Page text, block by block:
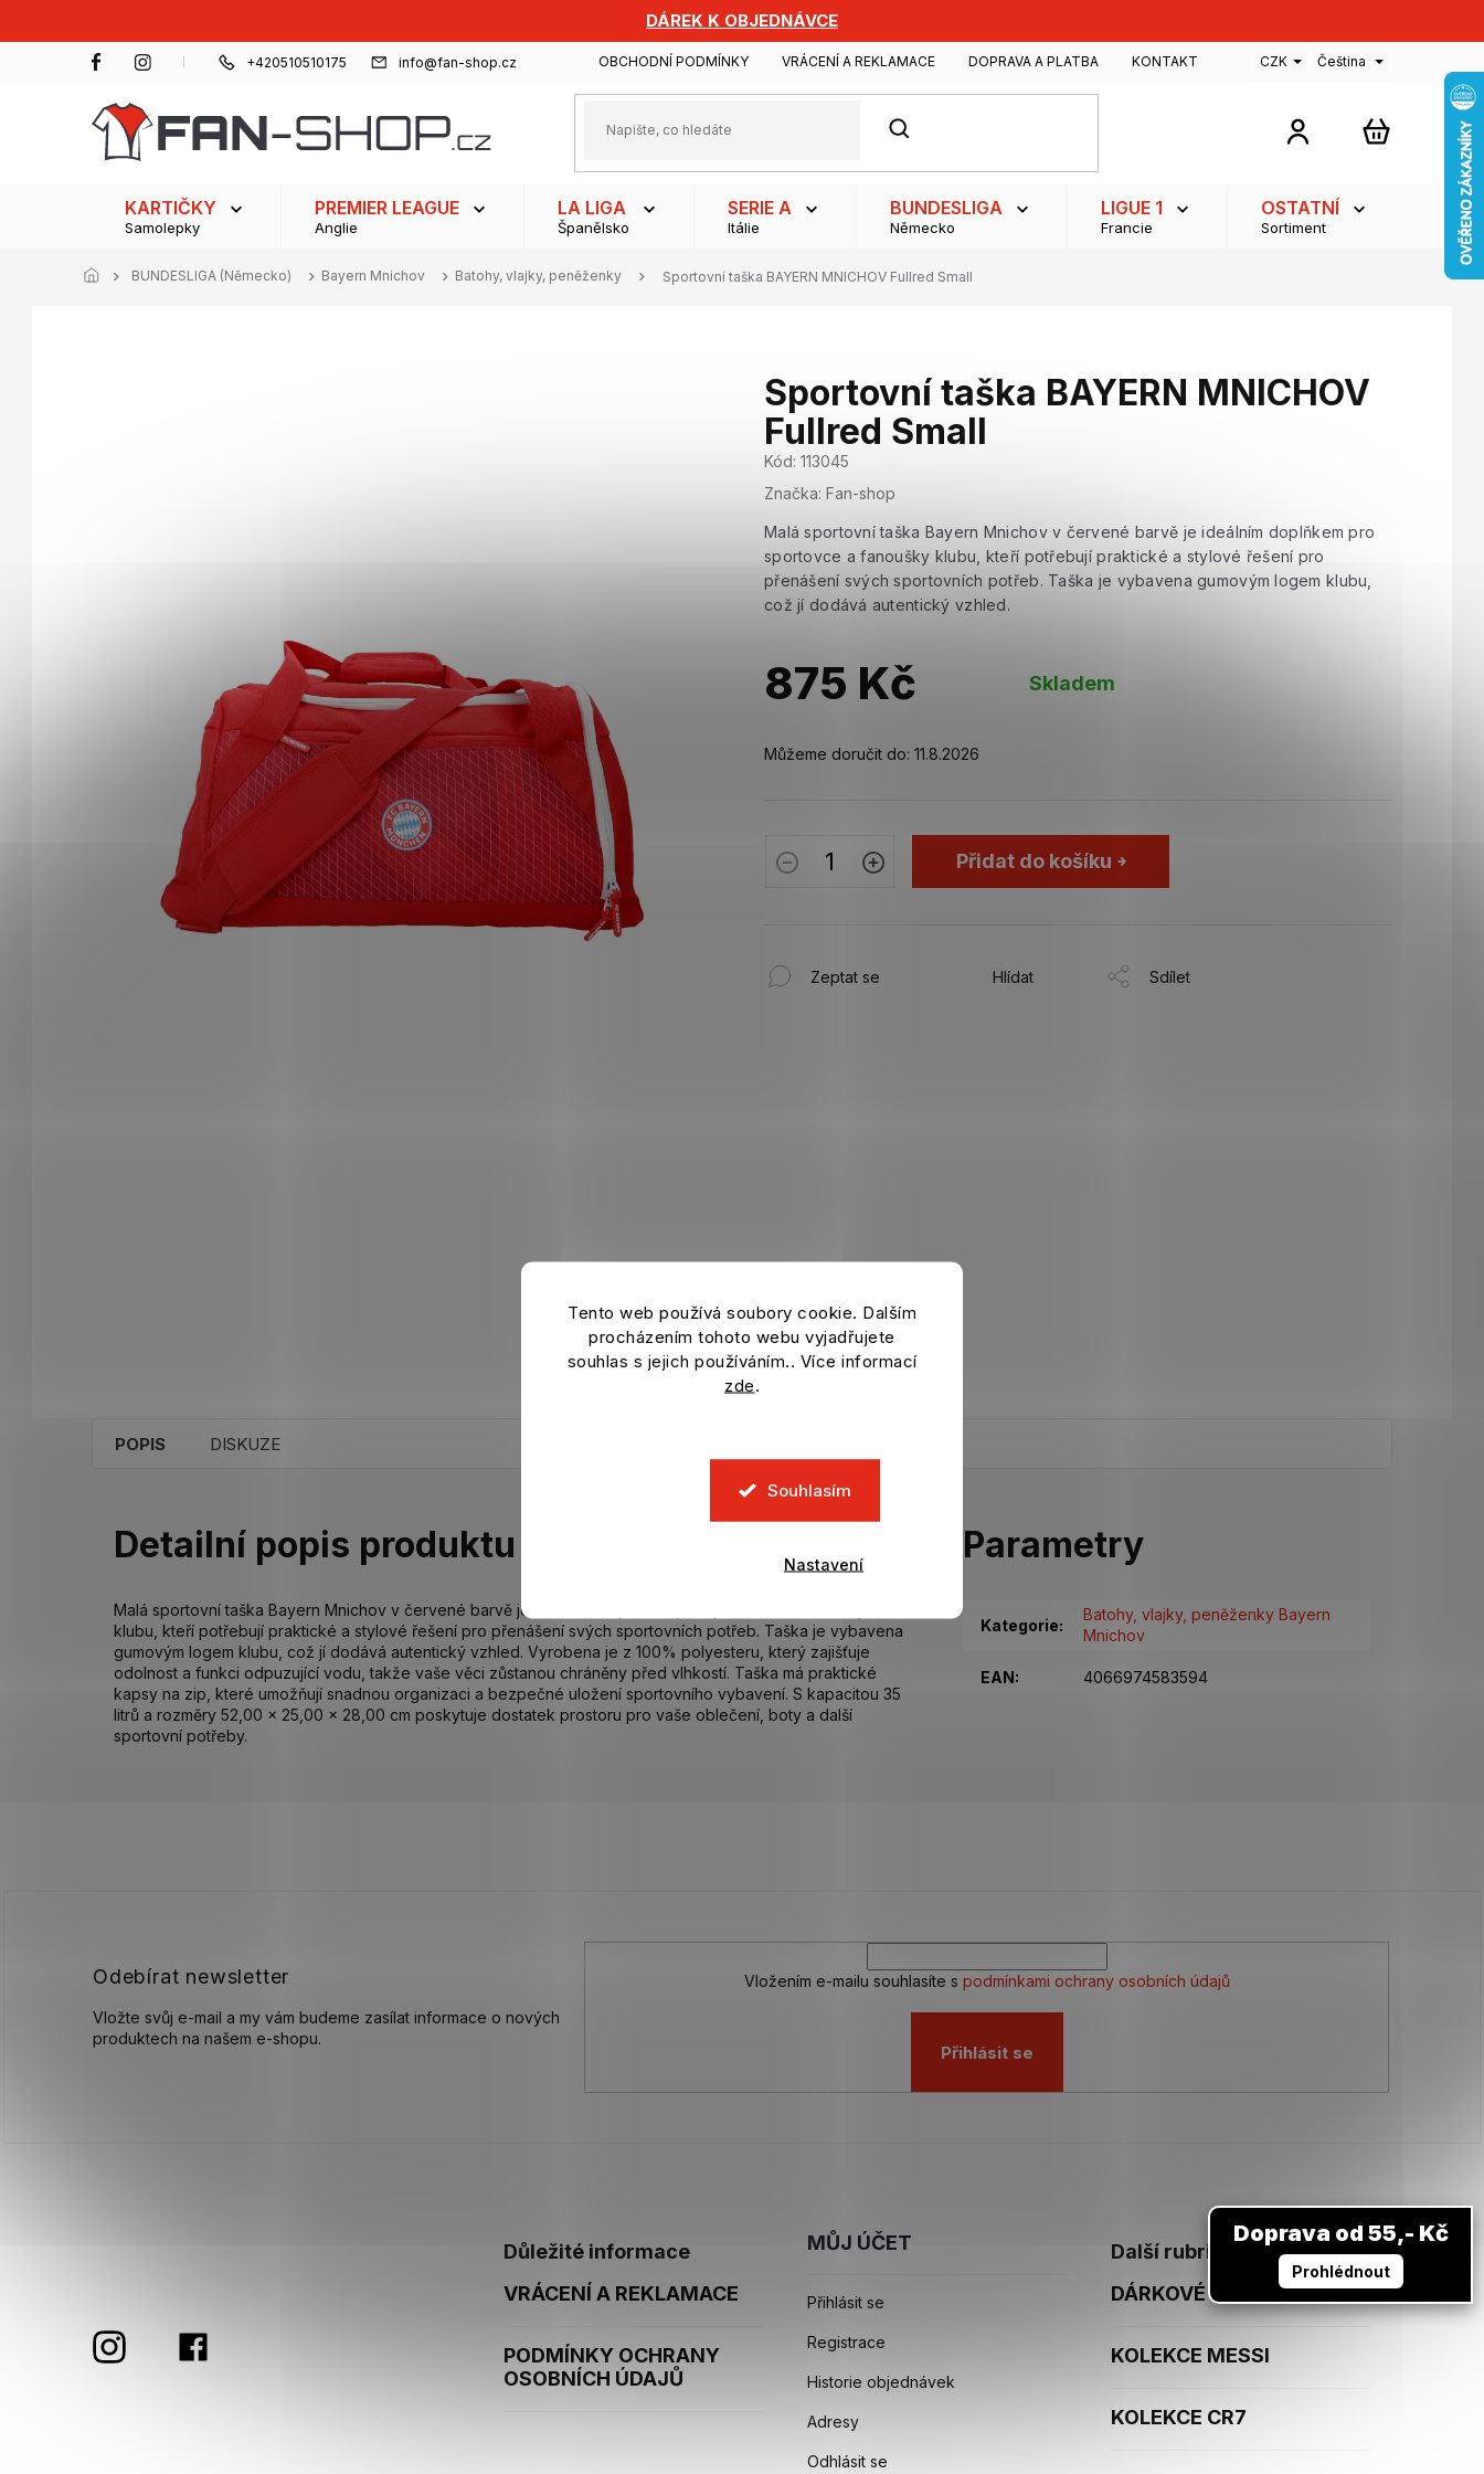
Tento web používá soubory cookie. Dalším
procházením tohoto webu vyjadřujete
souhlas s jejich používáním.. Více informací
zde.
Souhlasím
Nastavení
DÁREK K OBJEDNÁVCE
+420510510175 info@fan-shop.cz OBCHODNÍ PODMÍNKY VRÁCENÍ A REKLAMACE DOPRAVA A PLATBA KONTAKT CZK Čeština
HLEDAT
NÁKUPNÍ
KARTIČKY
Samolepky
PREMIER LEAGUE
Anglie
LA LIGA
Španělsko
SERIE A
Itálie
BUNDESLIGA
Německo
LIGUE 1
Francie
OSTATNÍ
Sortiment
BUNDESLIGA (Německo) Bayern Mnichov Batohy, vlajky, peněženky Sportovní taška BAYERN MNICHOV Fullred Small
Sportovní taška BAYERN MNICHOV
Fullred Small
Kód: 113045
Značka: Fan-shop
Malá sportovní taška Bayern Mnichov v červené barvě je ideálním doplňkem pro
sportovce a fanoušky klubu, kteří potřebují praktické a stylové řešení pro
přenášení svých sportovních potřeb. Taška je vybavena gumovým logem klubu,
což jí dodává autentický vzhled.
875 Kč
cena:
Skladem
Můžeme doručit do: 11.8.2026
Přidat do košíku
Zeptat se Hlídat Sdílet
POPIS DISKUZE
Detailní popis produktu
Malá sportovní taška Bayern Mnichov v červené barvě je ideálním doplňkem pro sportovce a fanoušky
klubu, kteří potřebují praktické a stylové řešení pro přenášení svých sportovních potřeb. Taška je vybavena
gumovým logem klubu, což jí dodává autentický vzhled. Vyrobena je z 100% polyesteru, který zajišťuje
odolnost a funkci odpuzující vodu, takže vaše věci zůstanou chráněny před vlhkostí. Taška má praktické
kapsy na zip, které umožňují snadnou organizaci a bezpečné uložení sportovního vybavení. S kapacitou 35
litrů a rozměry 52,00 x 25,00 x 28,00 cm poskytuje dostatek prostoru pro vaše oblečení, boty a další
sportovní potřeby.
Parametry
Kategorie:
Batohy, vlajky, peněženky Bayern
Mnichov
EAN : 4066974583594
Odebírat newsletter
Vložte svůj e-mail a my vám budeme zasílat informace o nových
produktech na našem e-shopu.
Vložením e-mailu souhlasíte s podmínkami ochrany osobních údajů
Přihlásit se
Důležité informace
VRÁCENÍ A REKLAMACE
PODMÍNKY OCHRANY
OSOBNÍCH ÚDAJŮ
MŮJ ÚČET
Přihlásit se
Registrace
Historie objednávek
Adresy
Odhlásit se
Další rubriky
DÁRKOVÉ POUKAZY
KOLEKCE MESSI
KOLEKCE CR7
Doprava od 55,- Kč
Prohlédnout